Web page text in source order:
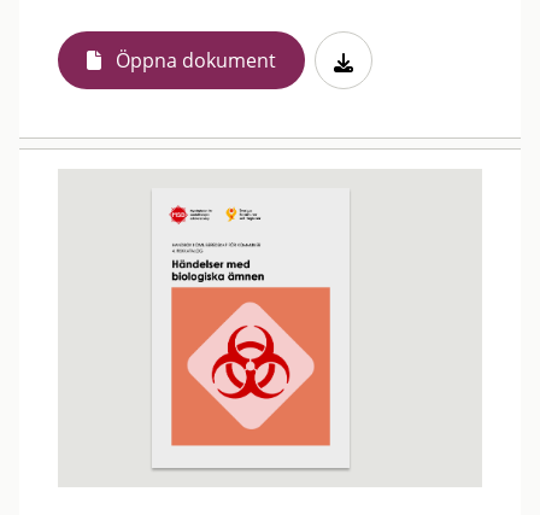
Öppna dokument